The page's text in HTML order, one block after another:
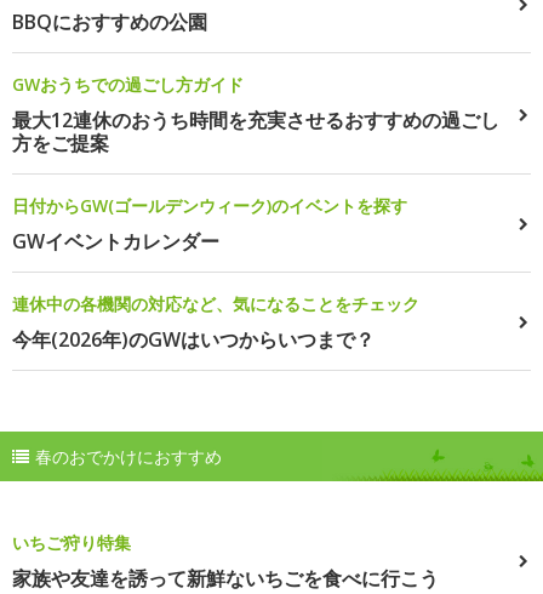
BBQにおすすめの公園
GWおうちでの過ごし方ガイド
最大12連休のおうち時間を充実させるおすすめの過ごし
方をご提案
日付からGW(ゴールデンウィーク)のイベントを探す
GWイベントカレンダー
連休中の各機関の対応など、気になることをチェック
今年(2026年)のGWはいつからいつまで？
春のおでかけにおすすめ
いちご狩り特集
家族や友達を誘って新鮮ないちごを食べに行こう